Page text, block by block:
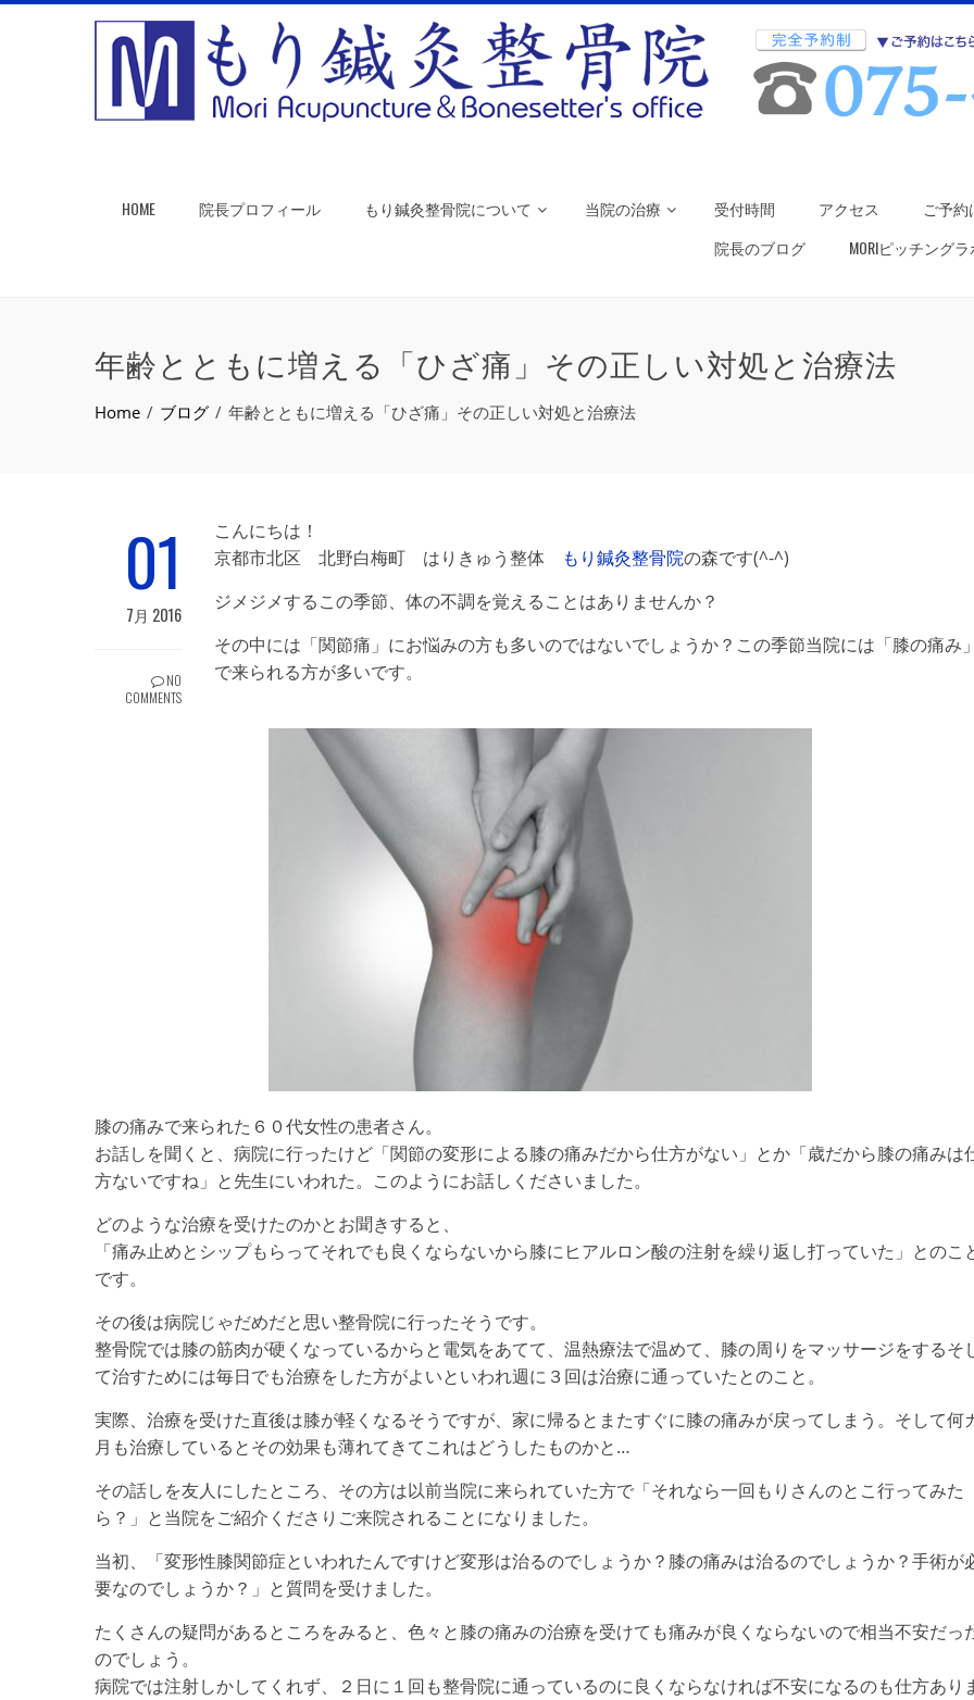
HOME 院長プロフィール もり鍼灸整骨院について 当院の治療 受付時間 アクセス ご予約
院長のブログ
MORIピッチング
年齢とともに増える「ひざ痛」その正しい対処と治療法
Home ブログ 年齢とともに増える「ひざ痛」その正しい対処と治療法
01
7月 2016
NO
COMMENTS
こんにちは！
京都市北区 北野白梅町 はりきゅう整体
もり鍼灸整骨院の森です(^-^)
ジメジメするこの季節、体の不調を覚えることはありませんか？
その中には「関節痛」にお悩みの方も多いのではないでしょうか？この季節当院には「膝の痛み」
で来られる方が多いです。
膝の痛みで来られた６０代女性の患者さん。
お話しを聞くと、病院に行ったけど「関節の変形による膝の痛みだから仕方がない」とか「歳だから膝の痛みは
方ないですね」と先生にいわれた。このようにお話しくださいました。
どのような治療を受けたのかとお聞きすると、
「痛み止めとシップもらってそれでも良くならないから膝にヒアルロン酸の注射を繰り返し打っていた」とのこ
です。
その後は病院じゃだめだと思い整骨院に行ったそうです。
整骨院では膝の筋肉が硬くなっているからと電気をあてて、温熱療法で温めて、膝の周りをマッサージをするそ
て治すためには毎日でも治療をした方がよいといわれ週に３回は治療に通っていたとのこと。
実際、治療を受けた直後は膝が軽くなるそうですが、家に帰るとまたすぐに膝の痛みが戻ってしまう。そして何
月も治療しているとその効果も薄れてきてこれはどうしたものかと…
その話しを友人にしたところ、その方は以前当院に来られていた方で「それなら一回もりさんのとこ行ってみた
ら？」と当院をご紹介くださりご来院されることになりました。
当初、「変形性膝関節症といわれたんですけど変形は治るのでしょうか？膝の痛みは治るのでしょうか？手術が
要なのでしょうか？」と質問を受けました。
たくさんの疑問があるところをみると、色々と膝の痛みの治療を受けても痛みが良くならないので相当不安だっ
のでしょう。
病院では注射しかしてくれず、２日に１回も整骨院に通っているのに良くならなければ不安になるのも仕方あり